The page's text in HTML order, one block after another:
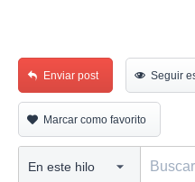
Enviar post Seguir
Marcar como favorito